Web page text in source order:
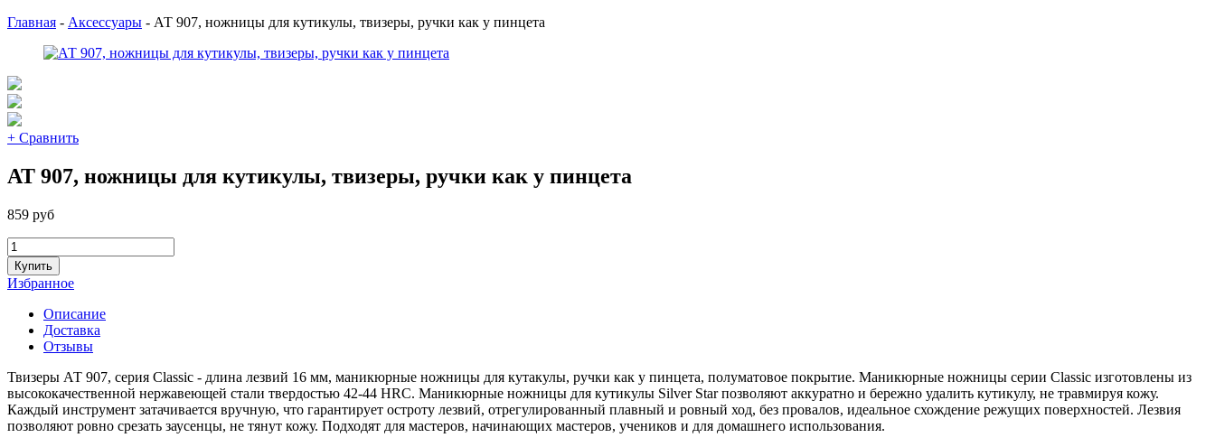
Главная - Аксессуары - АТ 907, ножницы для кутикулы, твизеры, ручки как у пинцета
+ Сравнить
АТ 907, ножницы для кутикулы, твизеры, ручки как у пинцета
859 руб
Купить
Избранное
Описание
Доставка
Отзывы
Твизеры АТ 907, серия Classic - длина лезвий 16 мм, маникюрные ножницы для кутакулы, ручки как у пинцета, полуматовое покрытие. Маникюрные ножницы серии Classic изготовлены из
высококачественной нержавеющей стали твердостью 42-44 HRC. Маникюрные ножницы для кутикулы Silver Star позволяют аккуратно и бережно удалить кутикулу, не травмируя кожу.
Каждый инструмент затачивается вручную, что гарантирует остроту лезвий, отрегулированный плавный и ровный ход, без провалов, идеальное схождение режущих поверхностей. Лезвия
позволяют ровно срезать заусенцы, не тянут кожу. Подходят для мастеров, начинающих мастеров, учеников и для домашнего использования.